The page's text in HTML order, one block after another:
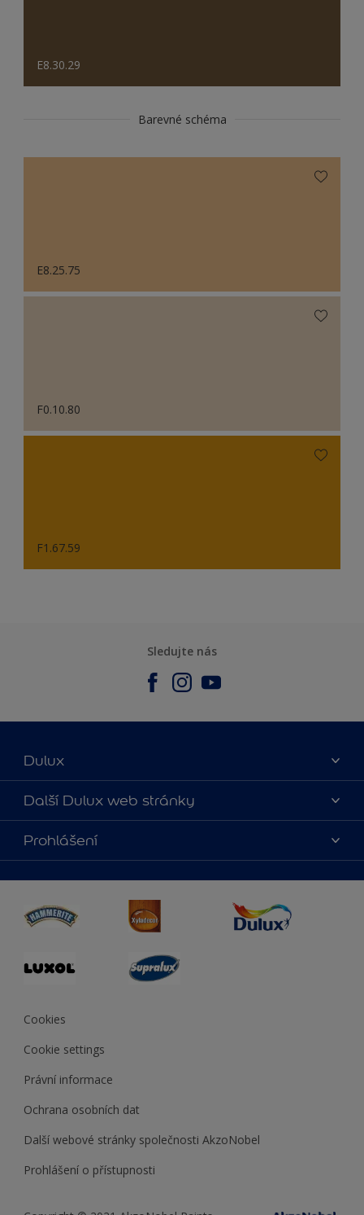
E8.30.29
Barevné schéma
E8.25.75
F0.10.80
F1.67.59
Sledujte nás
Dulux
O nás
Kontaktujte nás
Najít obchod
Další Dulux web stránky
duluxmalir.cz
duluxmaliar.sk
duluxprodejnabarev.cz
duluxpredajnafarieb.sk
Prohlášení
Cookies
Cookie settings
Právní informace
Ochrana osobních dat
Další webové stránky společnosti AkzoNobel
Prohlášení o přístupnosti